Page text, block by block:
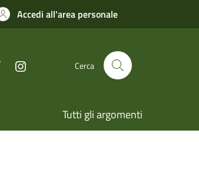
Accedi all'area personale
Cerca
Tutti gli argomenti